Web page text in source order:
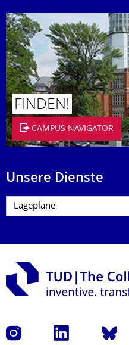
FINDEN!
CAMPUS NAVIGATOR
Unsere Dienste
Instagram LinkedIn Bluesky